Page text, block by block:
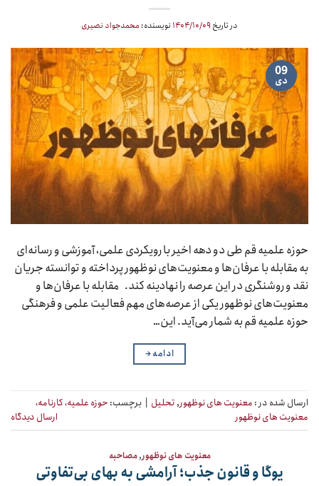
در تاریخ ۱۴۰۴/۱۰/۰۹ نویسنده: محمدجواد نصیری
09
دی
حوزه علمیه قم طی دو دهه اخیر با رویکردی علمی، آموزشی و رسانه‌ای
به مقابله با عرفان‌ها و معنویت‌های نوظهور پرداخته و توانسته جریان
نقد و روشنگری در این عرصه را نهادینه کند. مقابله با عرفان‌ها و
معنویت‌های نوظهور یکی از عرصه‌های مهم فعالیت علمی و فرهنگی
حوزه علمیه قم به شمار می‌آید. این…
ادامه→
ارسال شده در : معنویت های نوظهور,تحلیل برچسب: حوزه علمیه، کارنامه،
معنویت های نوظهور
ارسال دیدگاه
معنویت های نوظهور,مصاحبه
یوگا و قانون جذب؛ آرامشی به بهای بی‌تفاوتی